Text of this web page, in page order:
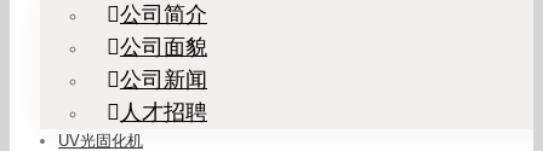
公司简介
公司面貌
公司新闻
人才招聘
UV光固化机